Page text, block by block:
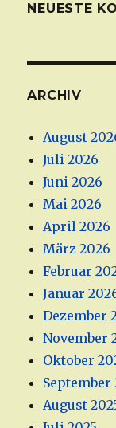
NEUESTE
ARCHIV
August
Juli 2026
Juni 2026
Mai 2026
April 2026
März 2026
Februar
Januar
Dezember
November
Oktober
September
August